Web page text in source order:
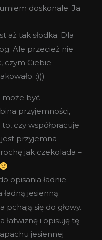
doskonale. Ja
aż tak słodka. Dla
Ale przecież nie
czym Ciebie
:)))
może być
przyjemności,
czy współpracuje
jest przyjemna
jak czekolada –
opisania ładnie.
ładną jesienną
się do głowy.
łatwiznę i opisuję tę
jesiennej